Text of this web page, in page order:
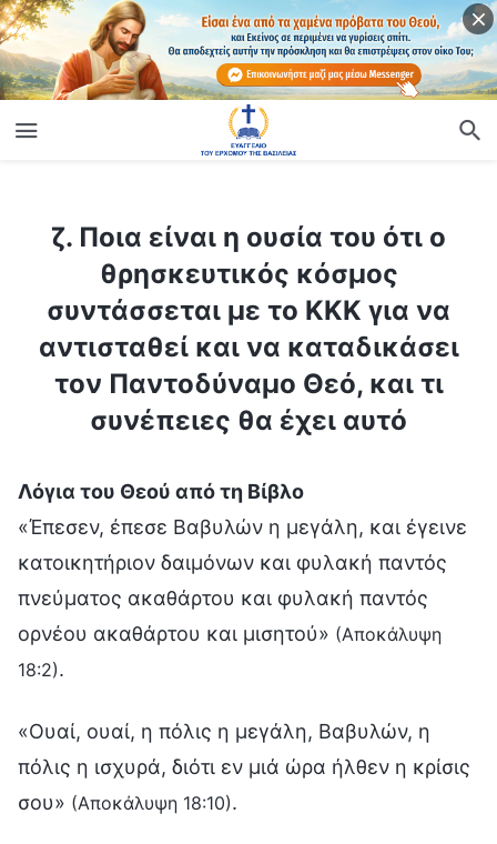
ζ. Ποια είναι η ουσία του ότι ο
θρησκευτικός κόσμος
συντάσσεται με το ΚΚΚ για να
αντισταθεί και να καταδικάσει
τον Παντοδύναμο Θεό, και τι
συνέπειες θα έχει αυτό
Λόγια του Θεού από τη Βίβλο
«Έπεσεν, έπεσε Βαβυλών η μεγάλη, και έγεινε
κατοικητήριον δαιμόνων και φυλακή παντός
πνεύματος ακαθάρτου και φυλακή παντός
ορνέου ακαθάρτου και μισητού» (Αποκάλυψη
18:2).
«Ουαί, ουαί, η πόλις η μεγάλη, Βαβυλών, η
πόλις η ισχυρά, διότι εν μιά ώρα ήλθεν η κρίσις
σου» (Αποκάλυψη 18:10).